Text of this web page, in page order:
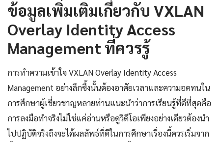
ข้อมูลเพิ่มเติมเกี่ยวกับ VXLAN
Overlay Identity Access
Management ที่ควรรู้
การทำความเข้าใจ VXLAN Overlay Identity Access
Management อย่างลึกซึ้งนั้นต้องอาศัยเวลาและความอดทนใน
การศึกษาผู้เชี่ยวชาญหลายท่านแนะนำว่าการเรียนรู้ที่ดีที่สุดคือ
การลงมือทำจริงไม่ใช่แค่อ่านหรือดูวิดีโอเพียงอย่างเดียวต้องนำ
ไปปฏิบัติจริงถึงจะได้ผลลัพธ์ที่ดีในการศึกษาเรื่องนี้ควรเริ่มจาก